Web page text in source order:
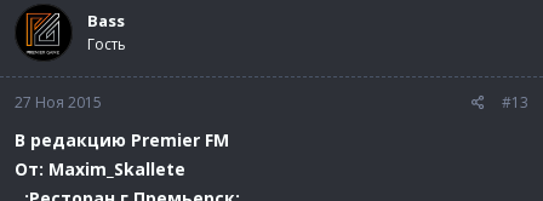
Bass
Гость
27 Ноя 2015 #13
В редакцию Premier FM
От: Maxim_Skallete